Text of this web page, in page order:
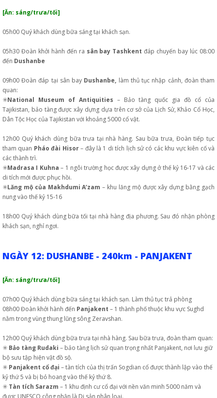
[Ăn: sáng/trưa/tối]
05h00 Quý khách dùng bữa sáng tại khách sạn.
05h30 Đoàn khởi hành đến ra sân bay Tashkent đáp chuyến bay lúc 08:00
đến Dushanbe
09h00 Đoàn đáp tại sân bay Dushanbe, làm thủ tục nhập cảnh, đoàn tham
quan:
✳️National Museum of Antiquities – Bảo tàng quốc gia đồ cổ của
Tajikistan, bảo tàng được xây dựng dựa trên cơ sở của Lịch Sử, Khảo Cổ Học,
Dân Tộc Học của Tajikistan với khoảng 5000 cổ vật.
12h00 Quý khách dùng bữa trưa tại nhà hàng. Sau bữa trưa, Đoàn tiếp tục
tham quan Pháo đài Hisor– đây là 1 di tích lịch sử có các khu vực kiên cố và
các thành trì.
✳️Madrasa I Kuhna – 1 ngôi trường học được xây dựng ở thế kỷ 16-17 và các
di tích mới được phục hồi.
✳️Lăng mộ của Makhdumi A’zam – khu lăng mộ được xây dựng bằng gạch
nung vào thế kỷ 15-16
18h00 Quý khách dùng bữa tối tại nhà hàng địa phương. Sau đó nhận phòng
khách sạn, nghỉ ngơi.
NGÀY 12: DUSHANBE - 240km - PANJAKENT
[Ăn: sáng/trưa/tối]
07h00 Quý khách dùng bữa sáng tại khách sạn. Làm thủ tục trả phòng
08h00 Đoàn khởi hành đến Panjakent – 1 thành phố thuộc khu vực Sughd
nằm trong vùng thung lũng sông Zeravshan.
12h00 Quý khách dùng bữa trưa tại nhà hàng. Sau bữa trưa, đoàn tham quan:
✳️ Bảo tàng Rudaki – bảo tàng lịch sử quan trọng nhất Panjakent, nơi lưu giữ
bộ sưu tập hiện vật đồ sộ.
✳️ Panjakent cổ đại – tàn tích của thị trấn Sogdian cổ được thành lập vào thế
kỷ thứ 5 và bị bỏ hoang vào thế kỷ thứ 8.
✳️ Tàn tích Sarazm – 1 khu định cư cổ đại với nền văn minh 5000 năm và
được UNESCO công nhận là Di sản nhân loại.